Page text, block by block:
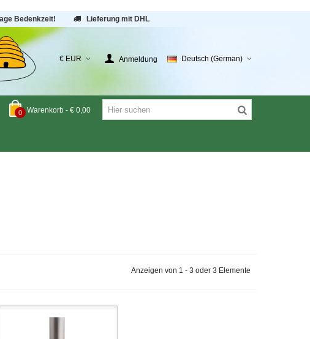
Bedenkzeit! Lieferung mit DHL
€ EUR Anmeldung Deutsch (German)
0 Warenkorb - € 0,00
Anzeigen von 1 - 3 oder 3 Elemente